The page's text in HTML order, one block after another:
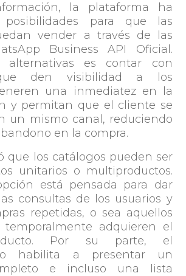
la plataforma ha
posibilidades para que las
vender a través de las
Business API Oficial.
es contar con
den visibilidad a los
una inmediatez en la
y permitan que el cliente se
un mismo canal, reduciendo
en la compra.
que los catálogos pueden ser
unitarios o multiproductos.
está pensada para dar
consultas de los usuarios y
repetidas, o sea aquellos
adquieren el
Por su parte, el
habilita a presentar un
e incluso una lista